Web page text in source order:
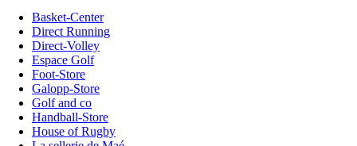
Basket-Center
Direct Running
Direct-Volley
Espace Golf
Foot-Store
Galopp-Store
Golf and co
Handball-Store
House of Rugby